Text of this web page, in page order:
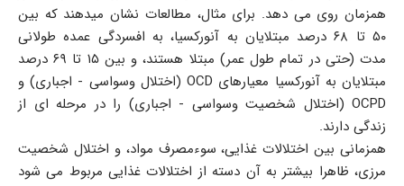
همزمان روی می دهد. برای مثال، مطالعات نشان میدهند که بین
۵۰ تا ۶۸ درصد مبتلایان به آنورکسیا، به افسردگی عمده طولانی
مدت (حتی در تمام طول عمر) مبتلا هستند، و بین ۱۵ تا ۶۹ درصد
مبتلایان به آنورکسیا معیارهای OCD (اختلال وسواسی - اجباری) و
OCPD (اختلال شخصیت وسواسی - اجباری) را در مرحله ای از
زندگی دارند.
همزمانی بین اختلالات غذایی، سوءمصرف مواد، و اختلال شخصیت
مرزی، ظاهرا بیشتر به آن دسته از اختلالات غذایی مربوط می شود